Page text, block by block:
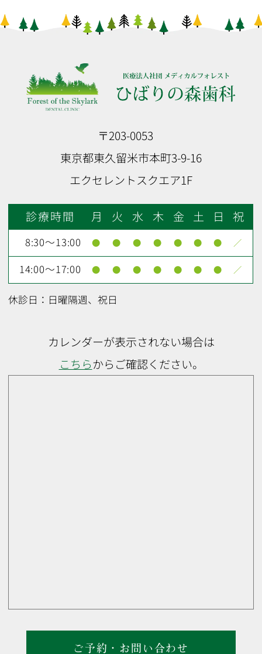
〒203-0053
東京都東久留米市本町3-9-16
エクセレントスクエア1F
診療時間 月 火 水 木 金 土 日 祝
8:30～13:00 ● ● ● ● ● ● ● ／
14:00～17:00 ● ● ● ● ● ● ● ／
休診日：日曜隔週、祝日
カレンダーが表示されない場合は
こちらからご確認ください。
ご予約・お問い合わせ